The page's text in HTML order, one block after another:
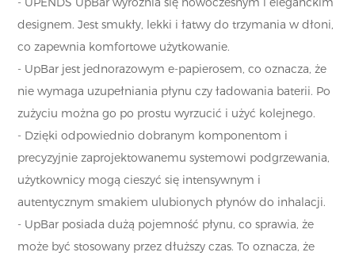
designem. Jest smukły, lekki i łatwy do trzymania w dłoni,
co zapewnia komfortowe użytkowanie.
- UpBar jest jednorazowym e-papierosem, co oznacza, że
nie wymaga uzupełniania płynu czy ładowania baterii. Po
zużyciu można go po prostu wyrzucić i użyć kolejnego.
- Dzięki odpowiednio dobranym komponentom i
precyzyjnie zaprojektowanemu systemowi podgrzewania,
użytkownicy mogą cieszyć się intensywnym i
autentycznym smakiem ulubionych płynów do inhalacji.
- UpBar posiada dużą pojemność płynu, co sprawia, że
może być stosowany przez dłuższy czas. To oznacza, że